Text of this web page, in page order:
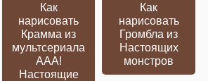
Как
нарисовать
Крамма из
мультсериала
ААА!
Настоящие
Как
нарисовать
Громбла из
Настоящих
монстров